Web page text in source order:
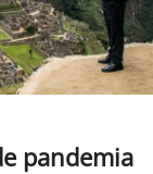
pandemia